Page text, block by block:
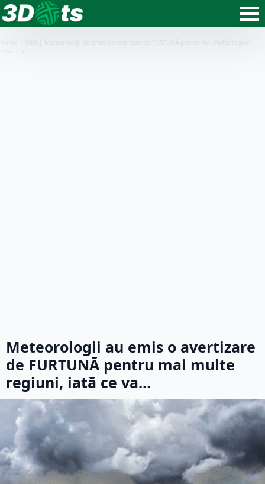
Meteorologii au emis o avertizare
de FURTUNĂ pentru mai multe
regiuni, iată ce va…